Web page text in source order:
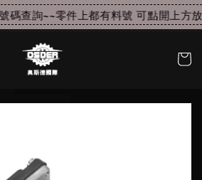
碼查詢~~零件上都有料號 可點開上方